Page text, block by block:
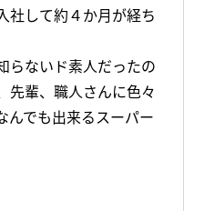
社して約４か月が経ち
らないド素人だったの
先輩、職人さんに色々
んでも出来るスーパー